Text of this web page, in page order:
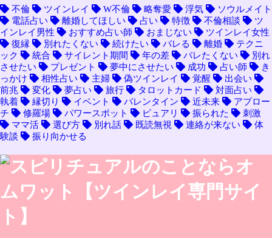
不倫 ツインレイ W不倫 略奪愛 浮気
ソウルメイト
電話占い
離婚してほしい 占い 特徴 不倫相談
ツ
インレイ男性
おすすめ占い師 おまじない
ツインレイ女性
復縁
別れたくない 続けたい バレる 離婚
テクニ
ック
統合 サイレント期間 年の差 バレたくない
別れ
させたい
プレゼント 夢中にさせたい 成功 占い師
き
っかけ
相性占い 主婦 偽ツインレイ 覚醒
出会い
前兆
変化 夢占い 旅行 タロットカード
対面占い
執着
縁切り イベント バレンタイン 近未来
アプロー
チ
修羅場 パワースポット ピュアリ 振られた
刺激
ママ活
選び方 別れ話 既読無視 連絡が来ない
体
験談
振り向かせる